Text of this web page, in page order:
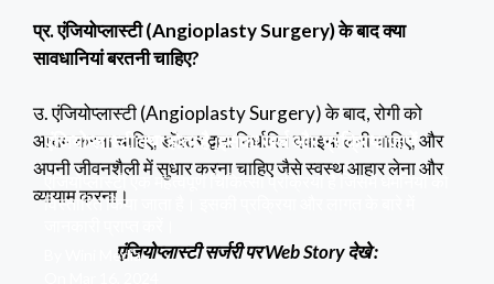
प्र. एंजियोप्लास्टी (Angioplasty Surgery)के बाद क्या
सावधानियां बरतनी चाहिए?
उ. एंजियोप्लास्टी (Angioplasty Surgery) के बाद, रोगी को
आराम करना चाहिए, डॉक्टर द्वारा निर्धारित दवाइयां लेनी चाहिए, और
अपनी जीवनशैली में सुधार करना चाहिए जैसे स्वस्थ आहार लेना और
व्यायाम करना।
एंजियोप्लास्टी सर्जरी पर Web Story देखे :
एंजियोप्लास्टी क्या होता है ,इसका खर्च और प्रक्रिया जानें
एंजियोप्लास्टी एक महत्वपूर्ण चिकित्सा प्रक्रिया है जिसमें धमनियों को
विस्तारित किया जाता है। इसकी प्रक्रिया और लागत के बारे में
By Wini Media